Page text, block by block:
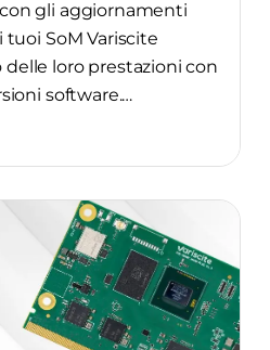
gli aggiornamenti
SoM Variscite
loro prestazioni con
software.